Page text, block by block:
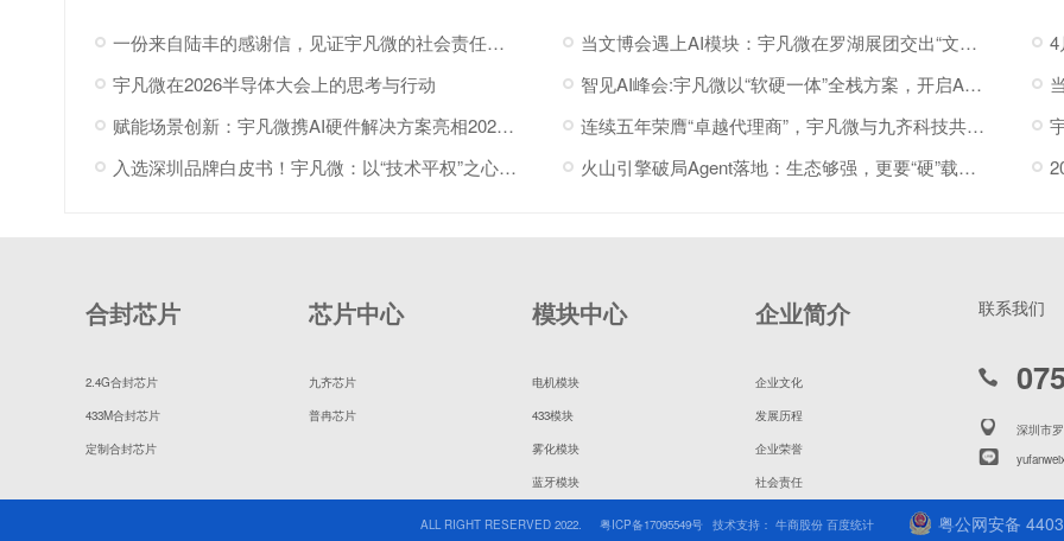
一份来自陆丰的感谢信，见证宇凡微的社会责任之路 当文博会遇上AI模块：宇凡微在罗湖展团交出“文化+科技”新答卷
4
宇凡微在2026半导体大会上的思考与行动
智见AI峰会:宇凡微以“软硬一体”全栈方案，开启AI硬件落地加速度
赋能场景创新：宇凡微携AI硬件解决方案亮相2026“深港同心·罗湖创景”场景创新大会!
连续五年荣膺“卓越代理商”，宇凡微与九齐科技共赴新程
入选深圳品牌白皮书！宇凡微：以“技术平权”之心，与深圳共赴AI
火山引擎破局Agent落地：生态够强，更要“硬”载体托底
合封芯片
2.4G合封芯片
433M合封芯片
定制合封芯片
芯片中心
九齐芯片
普冉芯片
模块中心
电机模块
433模块
雾化模块
蓝牙模块
企业简介
企业文化
发展历程
企业荣誉
社会责任
联系我们
深圳市
ALL RIGHT RESERVED 2022. 粤ICP备17095549号 技术支持： 牛商股份 百度统计 粤公网安备